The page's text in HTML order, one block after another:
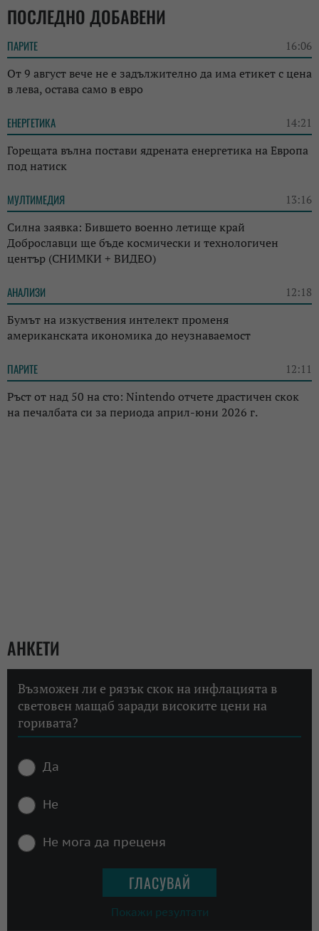
ПОСЛЕДНО ДОБАВЕНИ
ПАРИТЕ 16:06
От 9 август вече не е задължително да има етикет с цена
в лева, остава само в евро
ЕНЕРГЕТИКА 14:21
Горещата вълна постави ядрената енергетика на Европа
под натиск
МУЛТИМЕДИЯ 13:16
Силна заявка: Бившето военно летище край
Доброславци ще бъде космически и технологичен
център (СНИМКИ + ВИДЕО)
АНАЛИЗИ 12:18
Бумът на изкуствения интелект променя
американската икономика до неузнаваемост
ПАРИТЕ 12:11
Ръст от над 50 на сто: Nintendo отчете драстичен скок
на печалбата си за периода април-юни 2026 г.
АНКЕТИ
Възможен ли е рязък скок на инфлацията в
световен мащаб заради високите цени на
горивата?
Да
Не
Не мога да преценя
Покажи резултати